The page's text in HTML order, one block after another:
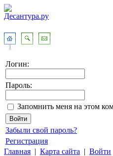
Логин:
Пароль:
Запомнить меня на этом
Забыли свой пароль?
Регистрация
Главная | Карта сайта | Войти